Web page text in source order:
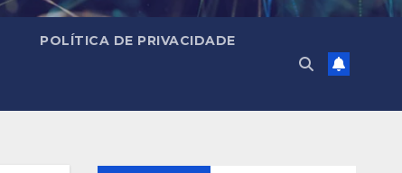
POLÍTICA DE PRIVACIDADE